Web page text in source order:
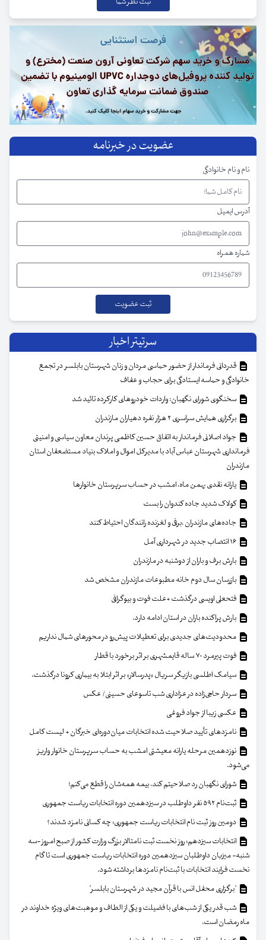
عضویت در خبرنامه
نام و نام خانوادگی
آدرس ایمیل
شماره همراه
سرتیتر اخبار
قدردانی فرماندار از حضور حماسی مردان و زنان شهرستان بابلسر در تجمع
خانوادگی و حماسه ایستادگی برای حجاب و عفاف
سخنگوی شورای نگهبان: واردات خودروهای کارکرده تائید شد
برگزاری همایش سراسری ۲ هزار نفره دهیاران مازندران
جواد اصلانی فرماندار به اتفاق حسین کاظمی پرندان معاون سیاسی و امنیتی
فرمانداری شهرستان عباس آباد با مدیرکل اموال و املاک بنیاد مستضعفان استان
مازندران
یارانه نقدی بهمن ماه، امشب در حساب سرپرستان خانوار‌ها
کولاک شدید جاده کندوان را بست
جاده‌های مازندران ،برفی و لغزنده رانندگان احتیاط کنند
بارش برف و باران از دوشنبه در مازندران
بازرسان سال دوم خانه مطبوعات مازندران مشخص شد
فتحعلی اویسی درگذشت +علت فوت و بیوگرافی
بارش پراکنده باران در استان ادامه دارد.
محدودیت‌های جدیدی برای تعطیلات پیش‌رو در محورهای شمال نداریم
فوت پیرمرد ۷۰ ساله قایمشهری بر اثر برخورد با قطار
سیامک اطلسی بازیگر سریال «پدرسالار» بر اثر ابتلا به بیماری کرونا درگذشت.
سردار حاجی‌زاده در عزاداری شب تاسوعای حسینی/ عکس
عکسی زیبا از جواد فروغی
نامزدهای تأیید صلاحیت شده انتخابات میان‌دوره‌ای خبرگان + لیست کامل
نوزدهمین مرحله یارانه معیشتی امشب به حساب سرپرستان خانوار واریز
می‌شود.
شورای نگهبان رد صلاحیتم کند، بیمه همه‌شان را قطع می‌کنم!
ثبت‌نام ۵۹۲ نفر داوطلب در سیزدهمین دوره انتخابات ریاست جمهوری
دومین روز ثبت نام انتخابات ریاست جمهوری؛ چه کسانی نامزد شدند؟
انتخابات سیزدهم؛ روز نخست ثبت نامتالار بزرگ وزارت کشور از صبح امروز -سه
شنبه- میزبان داوطلبان سیزدهمین دوره انتخابات ریاست جمهوری است تا گام
نخست فرایند انتخابات با ثبت‌نام نامزدها برداشته شود.
"برگزاری محفل انس با قرآن مجید در شهرستان بابلسر"
شب قدر یکی از شب‌های با فضیلت و یکی از الطاف و موهبت‌های ویژه خداوند در
ماه رمضان است.